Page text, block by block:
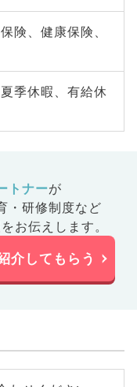
険、健康保険、
季休暇、有給休
トナーが
・研修制度など
お伝えします。
介してもらう